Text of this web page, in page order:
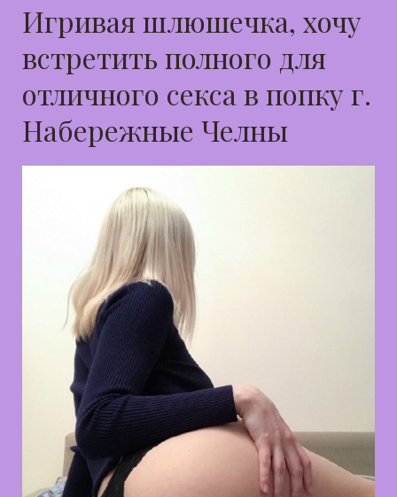
Игривая шлюшечка, хочу
встретить полного для
отличного секса в попку г.
Набережные Челны